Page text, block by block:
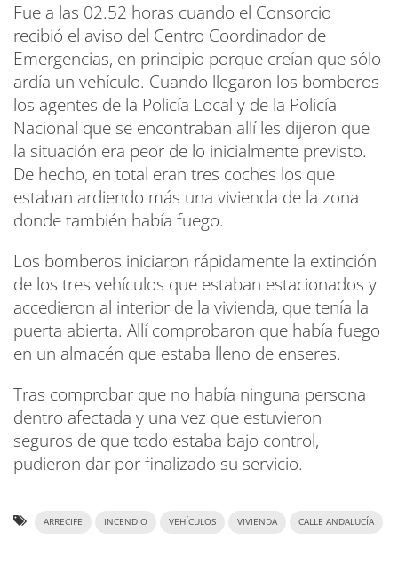
Fue a las 02.52 horas cuando el Consorcio
recibió el aviso del Centro Coordinador de
Emergencias, en principio porque creían que sólo
ardía un vehículo. Cuando llegaron los bomberos
los agentes de la Policía Local y de la Policía
Nacional que se encontraban allí les dijeron que
la situación era peor de lo inicialmente previsto.
De hecho, en total eran tres coches los que
estaban ardiendo más una vivienda de la zona
donde también había fuego.
Los bomberos iniciaron rápidamente la extinción
de los tres vehículos que estaban estacionados y
accedieron al interior de la vivienda, que tenía la
puerta abierta. Allí comprobaron que había fuego
en un almacén que estaba lleno de enseres.
Tras comprobar que no había ninguna persona
dentro afectada y una vez que estuvieron
seguros de que todo estaba bajo control,
pudieron dar por finalizado su servicio.
ARRECIFE INCENDIO VEHÍCULOS VIVIENDA CALLE ANDALUCÍA